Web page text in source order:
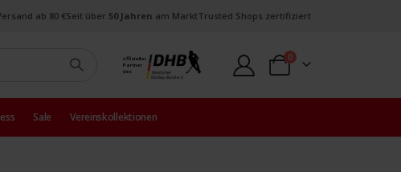
ab 80 €Seit über 50 Jahren am MarktTrusted Shops zertifiziert
offizieller
Partner
des
Warenkorb
0Artikel
Sale Vereinskollektionen